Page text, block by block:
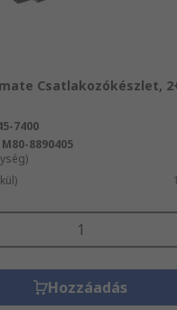
Csatlakozókészlet,
7400
M80-8890405
Hozzáadás